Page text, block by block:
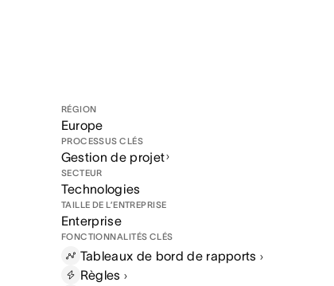
RÉGION
Europe
PROCESSUS CLÉS
Gestion de projet
SECTEUR
Technologies
TAILLE DE L’ENTREPRISE
Enterprise
FONCTIONNALITÉS CLÉS
Tableaux de bord de rapports
Règles